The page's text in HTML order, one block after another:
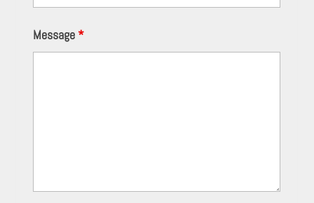
Message *